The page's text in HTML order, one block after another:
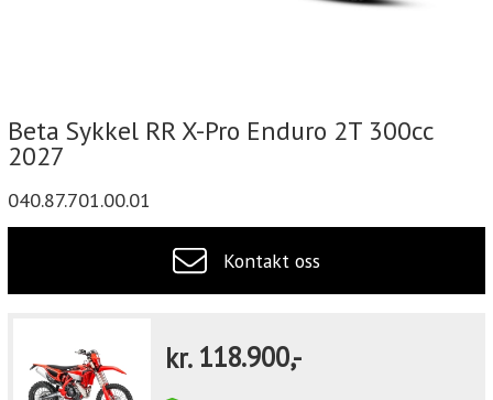
Beta Sykkel RR X-Pro Enduro 2T 300cc
2027
040.87.701.00.01
Kontakt oss
kr. 118.900,-